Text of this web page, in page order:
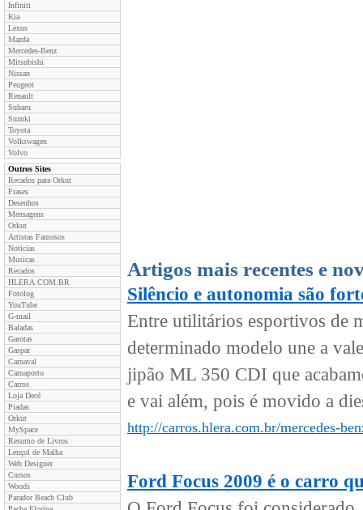
Infiniti
Kia
Lexus
Mazda
Mercedes-Benz
Mitsubishi
Nissan
Peugeot
Renault
Subaru
Suzuki
Toyota
Volkswagen
Volvo
Outros Sites
Recados para Orkut
Frases
Desenhos
Mensagens
Orkut
Artistas Famosos
Noticias
Musicas
Recados
HLERA.COM.BR
Fotolog
YouTube
G-mail
Baladas
Garotas
Gaspar
Carnaval
Carnaporto
Carros
Loja Decé
Piadas
Orkut
MySpace
Resumo de Livros
Lençol de Malha
Web Designer
Cursos
Woods
Parador Beach Club
Artigos mais recentes e
Silêncio e autonomia são
Entre utilitários esportivos de
determinado modelo une a
jipão ML 350 CDI que
e vai além, pois é movido a
http://carros.hlera.com.br/mercedes-
Ford Focus 2009 é o carro